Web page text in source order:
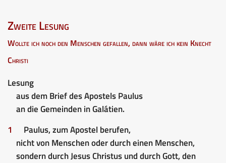
Zweite Lesung
Wollte ich noch den Menschen gefallen, dann wäre ich kein Knecht
Christi
Lesung
aus dem Brief des Apostels Paulus
an die Gemeinden in Galátien.
1
Paulus, zum Apostel berufen,
nicht von Menschen oder durch einen Menschen,
sondern durch Jesus Christus und durch Gott, den